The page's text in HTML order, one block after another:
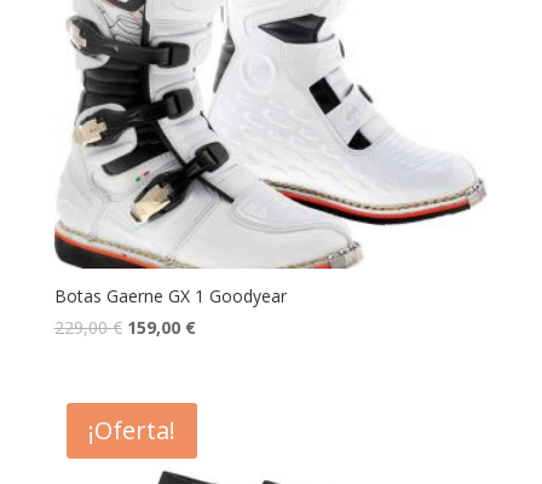
Botas Gaerne GX 1 Goodyear
229,00€ 159,00 €
¡Oferta!